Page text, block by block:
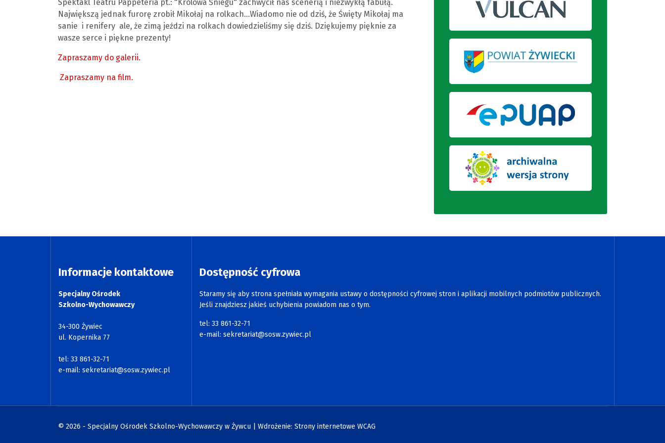
Spektakl Teatru Pappeteria pt.: "Królowa Śniegu" zachwycił nas scenerią i niezwykłą fabułą.
Największą jednak furorę zrobił Mikołaj na rolkach...Wiadomo nie od dziś, że Święty Mikołaj ma
sanie i renifery ale, że zimą jeździ na rolkach dowiedzieliśmy się dziś. Dziękujemy pięknie za
wasze serce i piękne prezenty!
Zapraszamy do galerii.
Zapraszamy na film.
Informacje kontaktowe
Specjalny Ośrodek
Szkolno-Wychowawczy
34-300 Żywiec
ul. Kopernika 77
tel: 33 861-32-71
e-mail: sekretariat@sosw.zywiec.pl
Dostępność cyfrowa
Staramy się aby strona spełniała wymagania ustawy o dostępności cyfrowej stron i aplikacji mobilnych podmiotów publicznych.
Jeśli znajdziesz jakieś uchybienia powiadom nas o tym.
tel: 33 861-32-71
e-mail: sekretariat@sosw.zywiec.pl
© 2026 - Specjalny Ośrodek Szkolno-Wychowawczy w Żywcu | Wdrożenie: Strony internetowe WCAG